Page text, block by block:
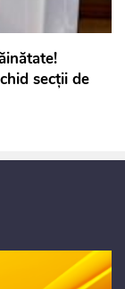
secții de